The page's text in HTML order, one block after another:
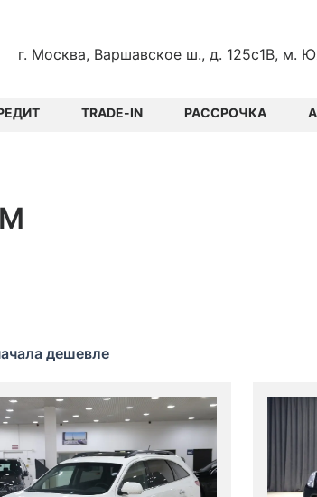
г. Москва, Варшавское ш., д. 125с1В, м.
TRADE-IN РАССРОЧКА
дешевле